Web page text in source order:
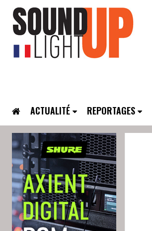
ACTUALITÉ REPORTAGES